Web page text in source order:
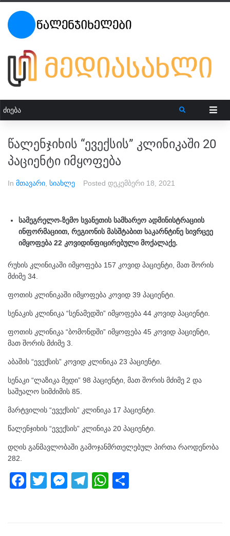
წალენჯიხის “ევექსის” კლინიკაში 20
პაციენტი იმყოფება
In მთავარი სიახლე Posted დეკემბერი 18, 2021
სამეგრელო-ზემო სვანეთის სამხარეო ადმინისტრაციის
ინფორმაციით, რეგიონის მასშტაბით საკარნტინე სივრცეე
იმყოფება 22 კოვიდინფიცირებული მოქალაქე.
რუხის კლინიკაში იმყოფება 157 კოვიდ პაციენტი, მათ შორის
მძიმე 34.
ფოთის კლინიკაში იმყოფება კოვიდ 39 პაციენტი.
სენაკის კლინიკა “სენამედში” იმყოფება 44 კოვიდ პაციენტი.
ფოთის კლინიკა “ბომონდში” იმყოფება 45 კოვიდ პაციენტი,
მათ შორის მძიმე 3.
აბაშის “ევექსის” კოვიდ კლინიკა 23 პაციენტი.
სენაკი “ლაზიკა მედი” 98 პაციენტი, მათ შორის მძიმე 2 და
საშუალო სიმძიმის 85.
მარტვილის “ევექსის” კლინიკა 17 პაციენტი.
წალენჯიხის “ევექსის” კლინიკა 20 პაციენტი.
დღის განმავლობაში გამოჯანმრთელებულ პირთა რაოდენობა
282.
F
T
M T
W